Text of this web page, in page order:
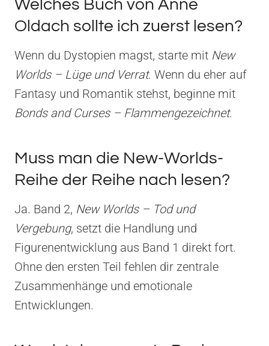
Welches Buch von Anne
Oldach sollte ich zuerst lesen?
Wenn du Dystopien magst, starte mit New
Worlds – Lüge und Verrat. Wenn du eher auf
Fantasy und Romantik stehst, beginne mit
Bonds and Curses – Flammengezeichnet.
Muss man die New-Worlds-
Reihe der Reihe nach lesen?
Ja. Band 2, New Worlds – Tod und
Vergebung, setzt die Handlung und
Figurenentwicklung aus Band 1 direkt fort.
Ohne den ersten Teil fehlen dir zentrale
Zusammenhänge und emotionale
Entwicklungen.